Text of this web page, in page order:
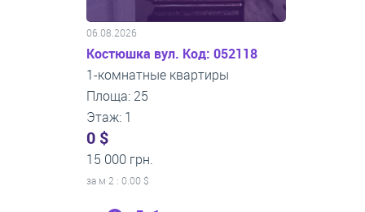
06.08.2026
Костюшка вул. Код: 052118
1-комнатные квартиры
Площа: 25
Этаж: 1
0 $
15 000 грн.
за м 2 : 0.00 $